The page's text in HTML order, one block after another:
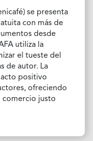
se presenta
con más de
desde
utiliza la
el tueste del
de autor. La
positivo
ofreciendo
comercio justo